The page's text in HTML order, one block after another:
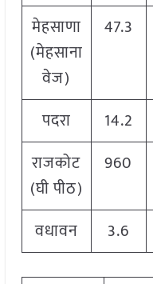
मेहसाणा
(मेहसाना
वेज)
47.3
पदरा 14.2
राजकोट
(घी पीठ)
960
वधावन 3.6